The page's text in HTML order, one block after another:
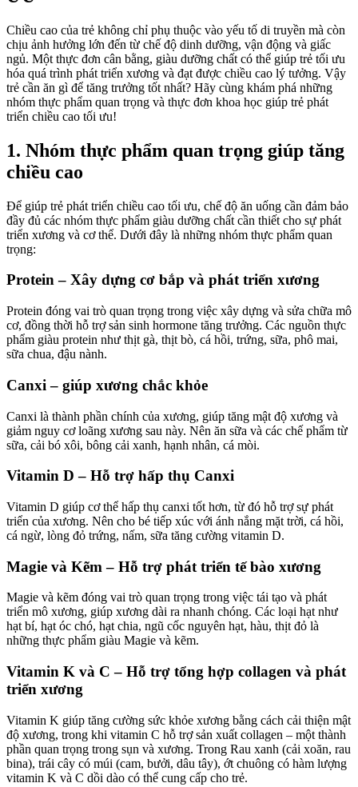
Chiều cao của trẻ không chỉ phụ thuộc vào yếu tố di truyền mà còn
chịu ảnh hưởng lớn đến từ chế độ dinh dưỡng, vận động và giấc
ngủ. Một thực đơn cân bằng, giàu dưỡng chất có thể giúp trẻ tối ưu
hóa quá trình phát triển xương và đạt được chiều cao lý tưởng. Vậy
trẻ cần ăn gì để tăng trưởng tốt nhất? Hãy cùng khám phá những
nhóm thực phẩm quan trọng và thực đơn khoa học giúp trẻ phát
triển chiều cao tối ưu!
1. Nhóm thực phẩm quan trọng giúp tăng
chiều cao
Để giúp trẻ phát triển chiều cao tối ưu, chế độ ăn uống cần đảm bảo
đầy đủ các nhóm thực phẩm giàu dưỡng chất cần thiết cho sự phát
triển xương và cơ thể. Dưới đây là những nhóm thực phẩm quan
trọng:
Protein – Xây dựng cơ bắp và phát triển xương
Protein đóng vai trò quan trọng trong việc xây dựng và sửa chữa mô
cơ, đồng thời hỗ trợ sản sinh hormone tăng trưởng. Các nguồn thực
phẩm giàu protein như thịt gà, thịt bò, cá hồi, trứng, sữa, phô mai,
sữa chua, đậu nành.
Canxi – giúp xương chắc khỏe
Canxi là thành phần chính của xương, giúp tăng mật độ xương và
giảm nguy cơ loãng xương sau này. Nên ăn sữa và các chế phẩm từ
sữa, cải bó xôi, bông cải xanh, hạnh nhân, cá mòi.
Vitamin D – Hỗ trợ hấp thụ Canxi
Vitamin D giúp cơ thể hấp thụ canxi tốt hơn, từ đó hỗ trợ sự phát
triển của xương. Nên cho bé tiếp xúc với ánh nắng mặt trời, cá hồi,
cá ngừ, lòng đỏ trứng, nấm, sữa tăng cường vitamin D.
Magie và Kẽm – Hỗ trợ phát triển tế bào xương
Magie và kẽm đóng vai trò quan trọng trong việc tái tạo và phát
triển mô xương, giúp xương dài ra nhanh chóng. Các loại hạt như
hạt bí, hạt óc chó, hạt chia, ngũ cốc nguyên hạt, hàu, thịt đỏ là
những thực phẩm giàu Magie và kẽm.
Vitamin K và C – Hỗ trợ tổng hợp collagen và phát
triển xương
Vitamin K giúp tăng cường sức khỏe xương bằng cách cải thiện mật
độ xương, trong khi vitamin C hỗ trợ sản xuất collagen – một thành
phần quan trọng trong sụn và xương. Trong Rau xanh (cải xoăn, rau
bina), trái cây có múi (cam, bưởi, dâu tây), ớt chuông có hàm lượng
vitamin K và C dồi dào có thể cung cấp cho trẻ.